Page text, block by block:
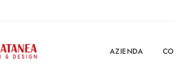
AZIENDA